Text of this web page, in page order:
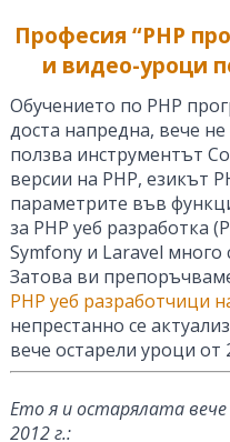
Професия “PHP
и видео-уроци
Обучението по PHP
доста напредна, вече не
ползва инструментът
версии на PHP, езикът
параметрите във
за PHP уеб разработка
Symfony и Laravel много
Затова ви
PHP уеб разработчици
непрестанно се
вече остарели уроци от
Ето я и остарялата
2012 г.: